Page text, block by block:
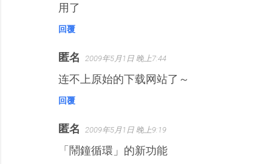
用了
回覆
匿名 2009年5月1日 晚上7:44
连不上原始的下载网站了～
回覆
匿名 2009年5月1日 晚上9:19
「鬧鐘循環」的新功能